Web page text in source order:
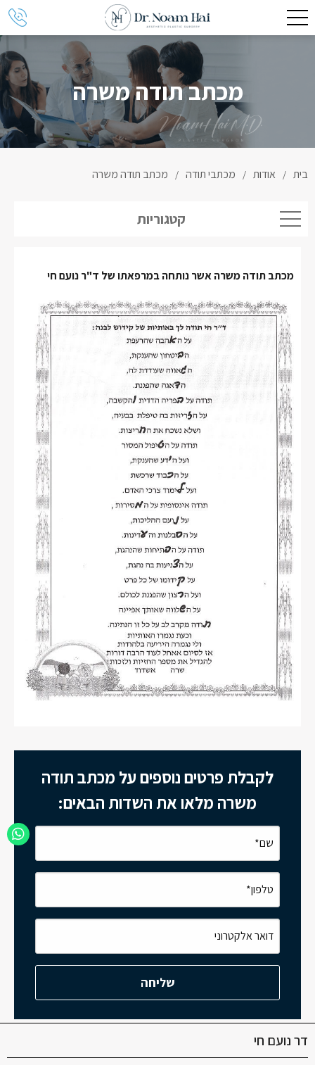
מכתב תודה משרה
בית / אודות / מכתבי תודה / מכתב תודה משרה
קטגוריות
מכתב תודה משרה אשר נותחה במרפאתו של ד"ר נועם חי
לקבלת פרטים נוספים על מכתב תודה
משרה מלאו את השדות הבאים:
דר נועם חי